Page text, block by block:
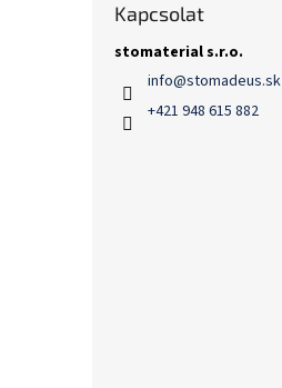
Kapcsolat
stomaterial s.r.o.
info@stomadeus.sk
+421 948 615 882